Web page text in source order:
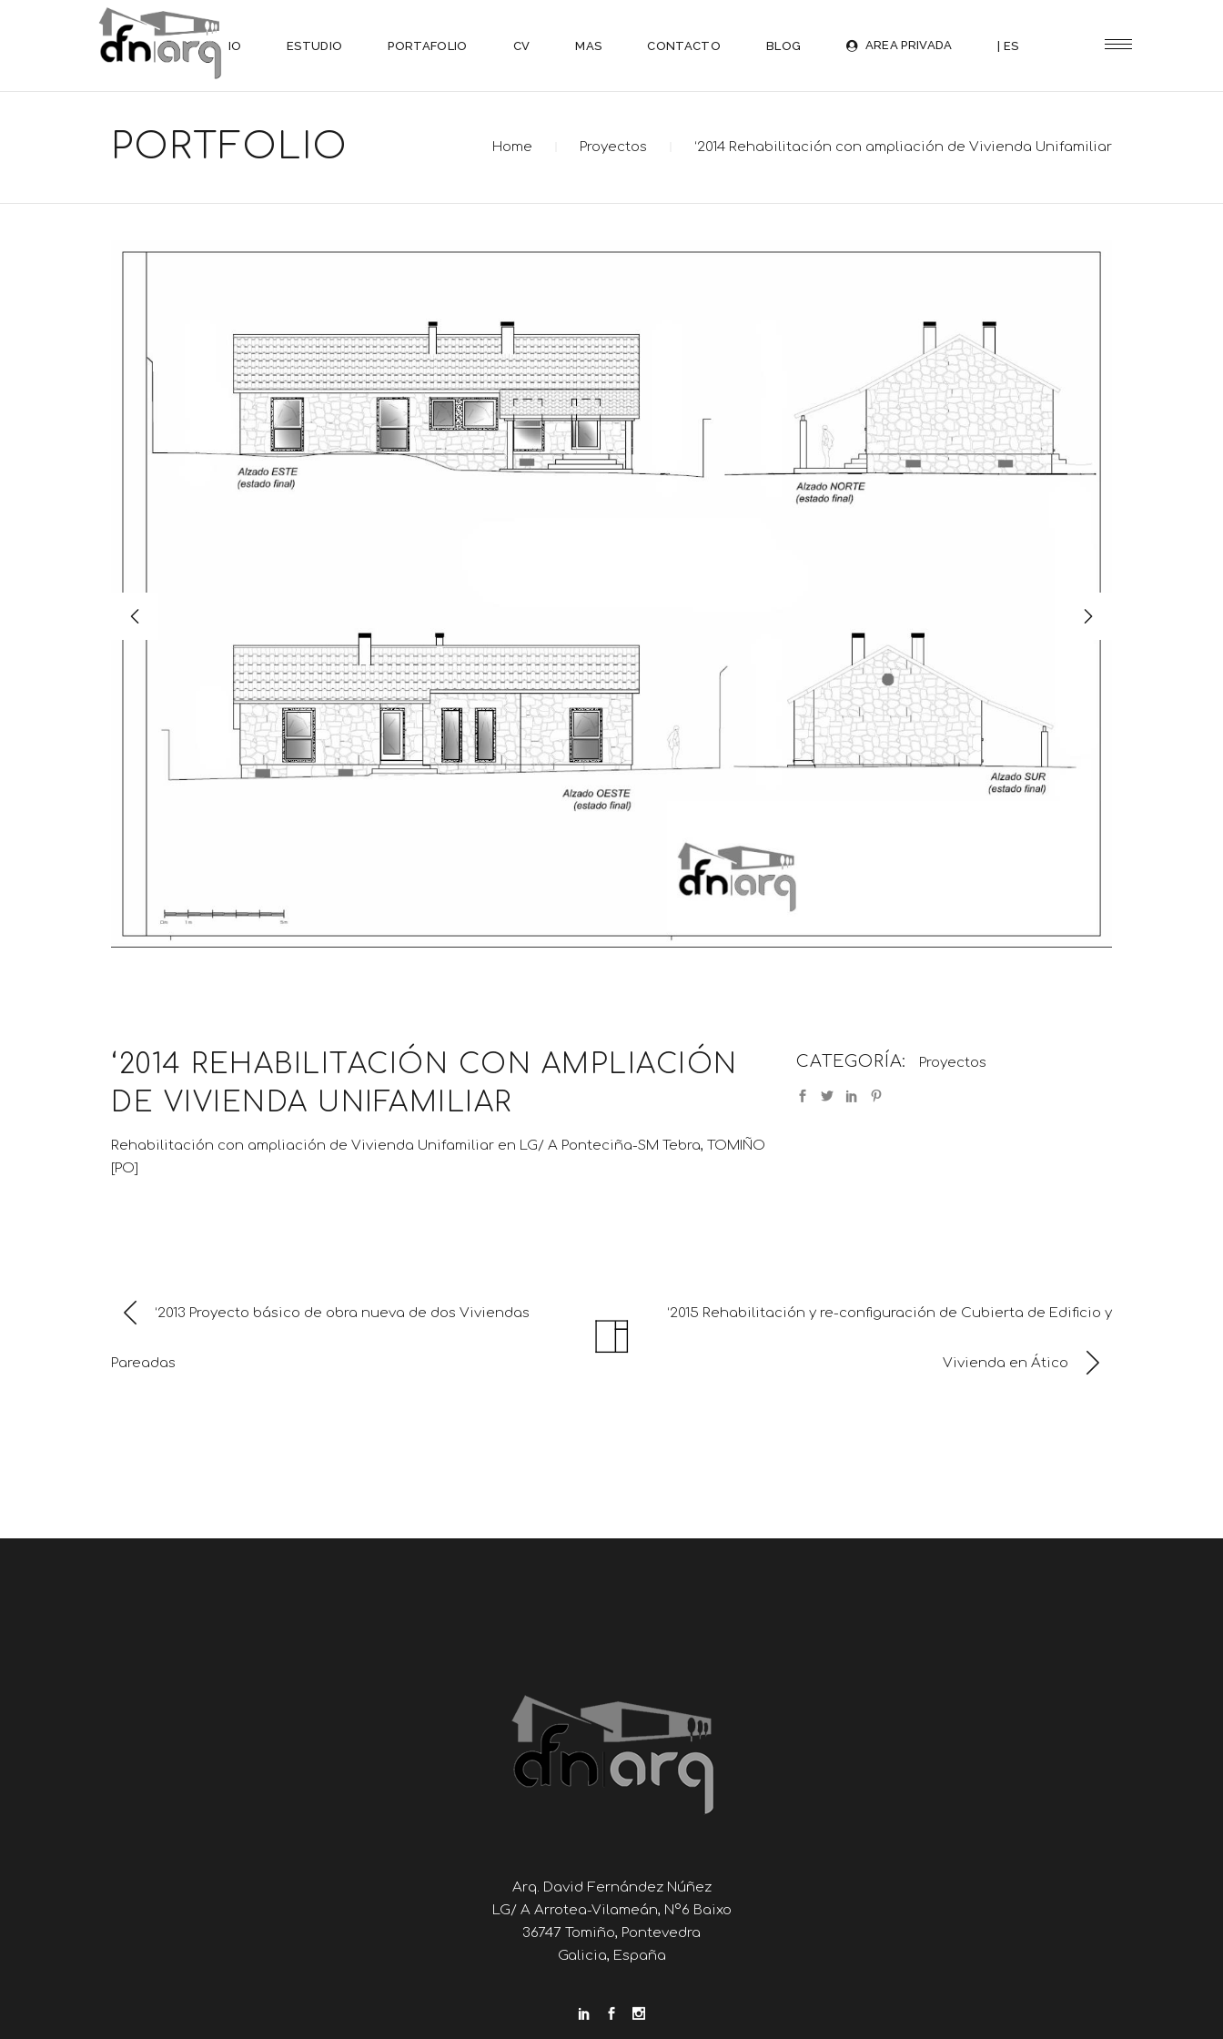
INICIO ESTUDIO PORTAFOLIO CV MAS CONTACTO BLOG AREA PRIVADA | ES
PORTFOLIO Home Proyectos ‘2014 Rehabilitación con ampliación de Vivienda Unifamiliar
‘2014 REHABILITACIÓN CON AMPLIACIÓN
DE VIVIENDA UNIFAMILIAR
Rehabilitación con ampliación de Vivienda Unifamiliar en LG/ A Ponteciña-SM Tebra, TOMIÑO
[PO]
CATEGORÍA: Proyectos
‘2013 Proyecto básico de obra nueva de dos Viviendas
Pareadas
‘2015 Rehabilitación y re-configuración de Cubierta de Edificio y
Vivienda en Ático
Arq. David Fernández Núñez
LG/ A Arrotea-Vilameán, Nº6 Baixo
36747 Tomiño, Pontevedra
Galicia, España